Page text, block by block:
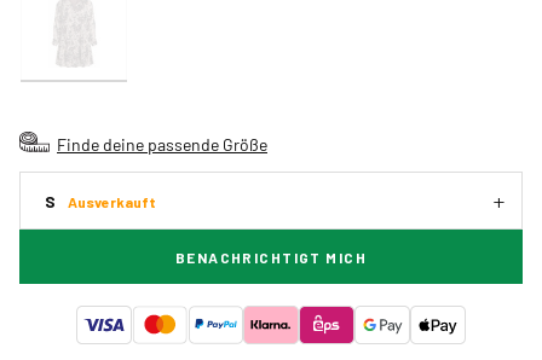
Finde deine passende Größe
S Ausverkauft
BENACHRICHTIGT MICH